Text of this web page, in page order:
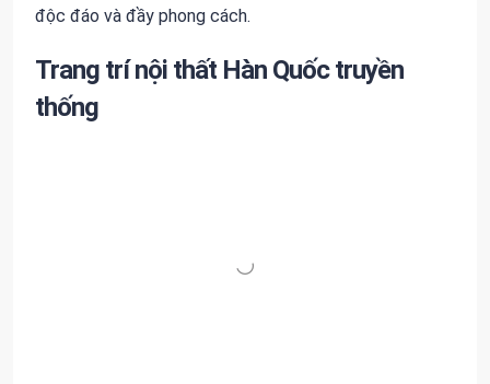
độc đáo và đầy phong cách.
Trang trí nội thất Hàn Quốc truyền
thống